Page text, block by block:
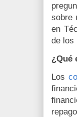
sobre
en
de los
¿Qué
Los